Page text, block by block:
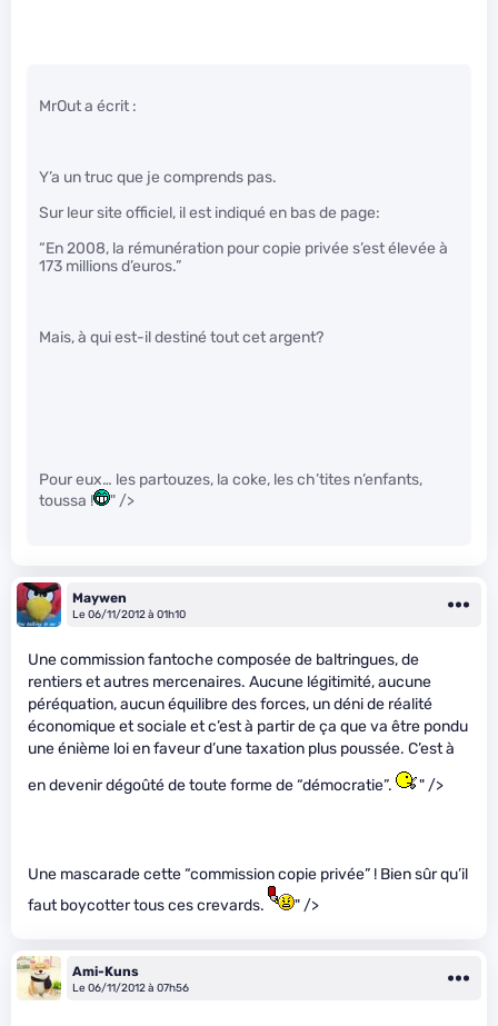
MrOut a écrit :
Y’a un truc que je comprends pas.
Sur leur site officiel, il est indiqué en bas de page:
“En 2008, la rémunération pour copie privée s’est élevée à
173 millions d’euros.”
Mais, à qui est-il destiné tout cet argent?
Pour eux… les partouzes, la coke, les ch’tites n’enfants,
toussa !
" />
Maywen
Le 06/11/2012 à 01h10
Une commission fantoche composée de baltringues, de
rentiers et autres mercenaires. Aucune légitimité, aucune
péréquation, aucun équilibre des forces, un déni de réalité
économique et sociale et c’est à partir de ça que va être pondu
une énième loi en faveur d’une taxation plus poussée. C’est à
en devenir dégoûté de toute forme de “démocratie”.
" />
Une mascarade cette “commission copie privée” ! Bien sûr qu’il
faut boycotter tous ces crevards.
" />
Ami-Kuns
Le 06/11/2012 à 07h56